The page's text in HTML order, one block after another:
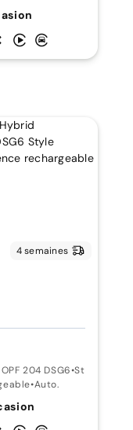
4 semaines
204 DSG6•Style
•Auto.